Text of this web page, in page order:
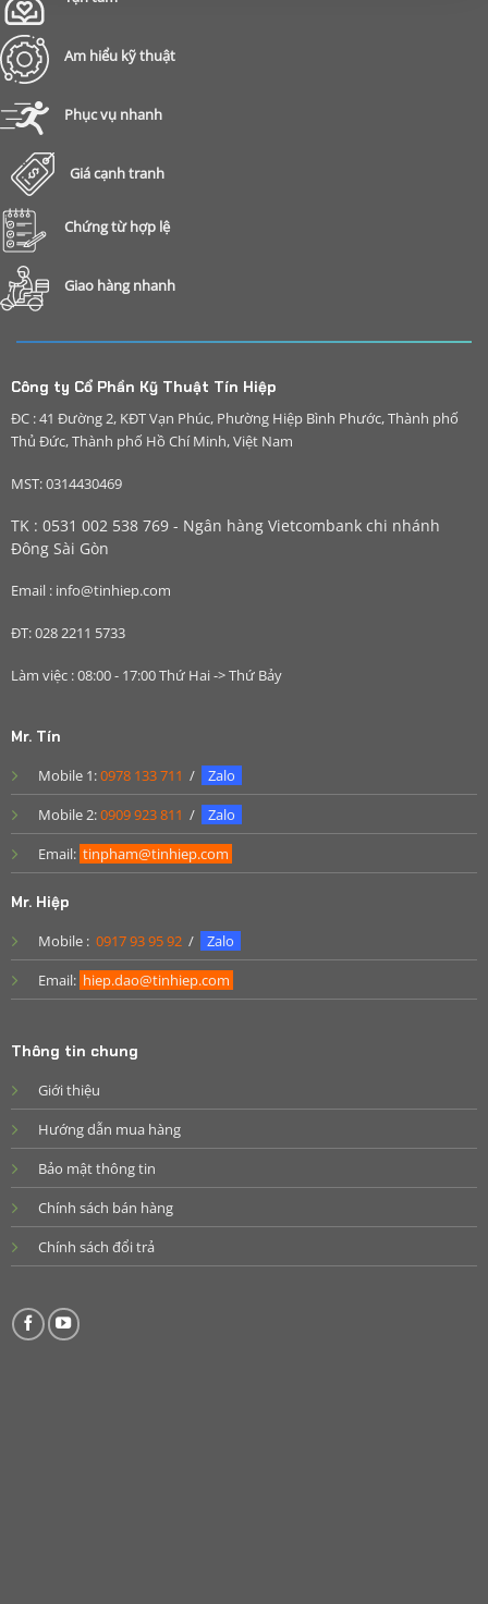
Am hiểu kỹ thuật
Phục vụ nhanh
Giá cạnh tranh
Chứng từ hợp lệ
Giao hàng nhanh
Công ty Cổ Phần Kỹ Thuật Tín Hiệp
ĐC : 41 Đường 2, KĐT Vạn Phúc, Phường Hiệp Bình Phước, Thành phố
Thủ Đức, Thành phố Hồ Chí Minh, Việt Nam
MST: 0314430469
TK : 0531 002 538 769 - Ngân hàng Vietcombank chi nhánh
Đông Sài Gòn
Email : info@tinhiep.com
ĐT: 028 2211 5733
Làm việc : 08:00 - 17:00 Thứ Hai -> Thứ Bảy
Mr. Tín
Mobile 1:0978 133 711 /
Zalo
Mobile 2:0909 923 811 /
Zalo
Email: tinpham@tinhiep.com
Mr. Hiệp
Mobile : 0917 93 95 92/
Zalo
Email: hiep.dao@tinhiep.com
Thông tin chung
Giới thiệu
Hướng dẫn mua hàng
Bảo mật thông tin
Chính sách bán hàng
Chính sách đổi trả